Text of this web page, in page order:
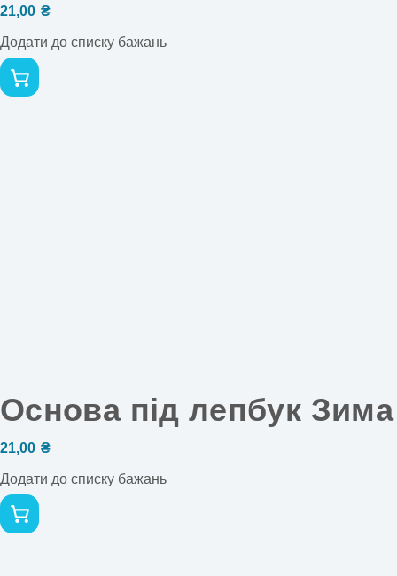
21,00 ₴
Додати до списку бажань
Основа під лепбук Зима
21,00 ₴
Додати до списку бажань